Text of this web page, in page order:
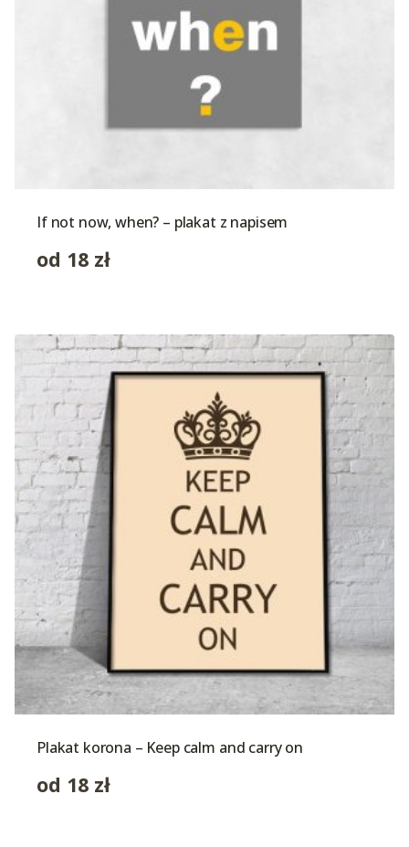
If not now, when? – plakat z napisem
od 18 zł
Plakat korona – Keep calm and carry on
od 18 zł